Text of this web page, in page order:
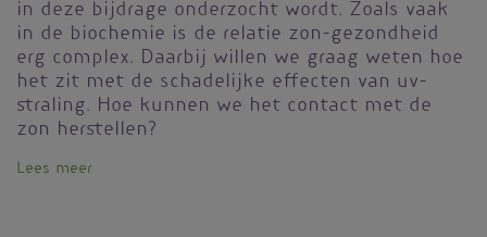
in deze bijdrage onderzocht wordt. Zoals vaak
in de biochemie is de relatie zon-gezondheid
erg complex. Daarbij willen we graag weten hoe
het zit met de schadelijke effecten van uv-
straling. Hoe kunnen we het contact met de
zon herstellen?
Lees meer